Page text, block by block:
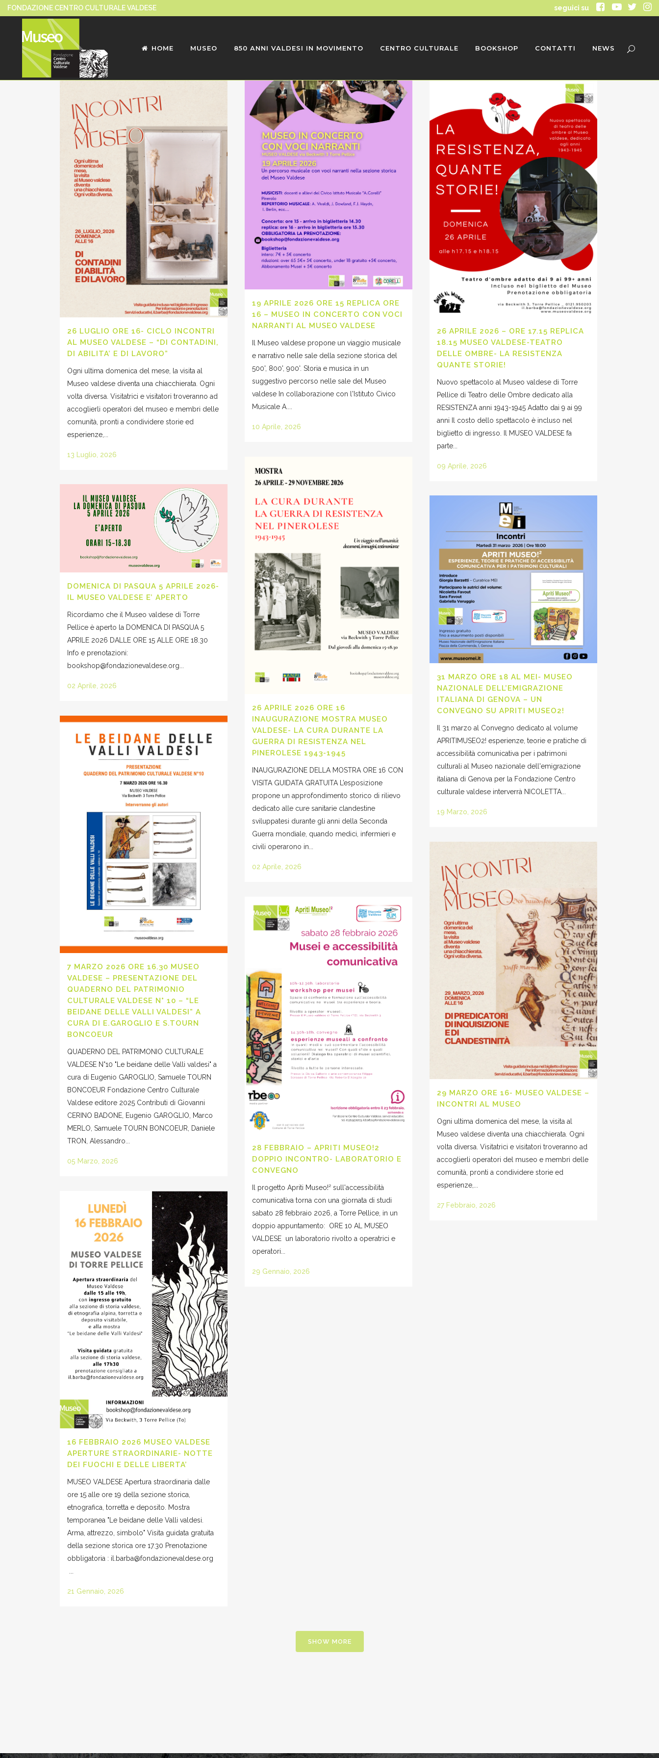
FONDAZIONE CENTRO CULTURALE VALDESE seguici su
HOME MUSEO 850 ANNI VALDESI IN MOVIMENTO CENTRO CULTURALE BOOKSHOP CONTATTI NEWS
26 LUGLIO ORE 16- CICLO INCONTRI
AL MUSEO VALDESE – “DI CONTADINI,
DI ABILITA’ E DI LAVORO”
Ogni ultima domenica del mese, la visita al
Museo valdese diventa una chiacchierata. Ogni
volta diversa. Visitatrici e visitatori troveranno ad
accoglierli operatori del museo e membri delle
comunità, pronti a condividere storie ed
esperienze,...
13 Luglio, 2026
19 APRILE 2026 ORE 15 REPLICA ORE
16 – MUSEO IN CONCERTO CON VOCI
NARRANTI AL MUSEO VALDESE
Il Museo valdese propone un viaggio musicale
e narrativo nelle sale della sezione storica del
500', 800', 900'. Storia e musica in un
suggestivo percorso nelle sale del Museo
valdese In collaborazione con l'Istituto Civico
Musicale A....
10 Aprile, 2026
26 APRILE 2026 – ORE 17.15 REPLICA
18.15 MUSEO VALDESE-TEATRO
DELLE OMBRE- LA RESISTENZA
QUANTE STORIE!
Nuovo spettacolo al Museo valdese di Torre
Pellice di Teatro delle Ombre dedicato alla
RESISTENZA anni 1943-1945 Adatto dai 9 ai 99
anni Il costo dello spettacolo è incluso nel
biglietto di ingresso. Il MUSEO VALDESE fa
parte...
09 Aprile, 2026
26 APRILE 2026 ORE 16
INAUGURAZIONE MOSTRA MUSEO
VALDESE- LA CURA DURANTE LA
GUERRA DI RESISTENZA NEL
PINEROLESE 1943-1945
INAUGURAZIONE DELLA MOSTRA ORE 16 CON
VISITA GUIDATA GRATUITA L’esposizione
propone un approfondimento storico di rilievo
dedicato alle cure sanitarie clandestine
sviluppatesi durante gli anni della Seconda
Guerra mondiale, quando medici, infermieri e
civili operarono in...
02 Aprile, 2026
DOMENICA DI PASQUA 5 APRILE 2026-
IL MUSEO VALDESE E’ APERTO
Ricordiamo che il Museo valdese di Torre
Pellice è aperto la DOMENICA DI PASQUA 5
APRILE 2026 DALLE ORE 15 ALLE ORE 18.30
Info e prenotazioni:
bookshop@fondazionevaldese.org...
02 Aprile, 2026
31 MARZO ORE 18 AL MEI- MUSEO
NAZIONALE DELL’EMIGRAZIONE
ITALIANA DI GENOVA – UN
CONVEGNO SU APRITI MUSEO2!
Il 31 marzo al Convegno dedicato al volume
APRITIMUSEO2! esperienze, teorie e pratiche di
accessibilità comunicativa per i patrimoni
culturali al Museo nazionale dell'emigrazione
italiana di Genova per la Fondazione Centro
culturale valdese interverrà NICOLETTA...
19 Marzo, 2026
7 MARZO 2026 ORE 16.30 MUSEO
VALDESE – PRESENTAZIONE DEL
QUADERNO DEL PATRIMONIO
CULTURALE VALDESE N° 10 – “LE
BEIDANE DELLE VALLI VALDESI” A
CURA DI E.GAROGLIO E S.TOURN
BONCOEUR
QUADERNO DEL PATRIMONIO CULTURALE
VALDESE N°10 "Le beidane delle Valli valdesi" a
cura di Eugenio GAROGLIO, Samuele TOURN
BONCOEUR Fondazione Centro Culturale
Valdese editore 2025 Contributi di Giovanni
CERINO BADONE, Eugenio GAROGLIO, Marco
MERLO, Samuele TOURN BONCOEUR, Daniele
TRON, Alessandro...
05 Marzo, 2026
29 MARZO ORE 16- MUSEO VALDESE –
INCONTRI AL MUSEO
Ogni ultima domenica del mese, la visita al
Museo valdese diventa una chiacchierata. Ogni
volta diversa. Visitatrici e visitatori troveranno ad
accoglierli operatori del museo e membri delle
comunità, pronti a condividere storie ed
esperienze,...
27 Febbraio, 2026
28 FEBBRAIO – APRITI MUSEO!2
DOPPIO INCONTRO- LABORATORIO E
CONVEGNO
Il progetto Apriti Museo!² sull'accessibilità
comunicativa torna con una giornata di studi
sabato 28 febbraio 2026, a Torre Pellice, in un
doppio appuntamento: ORE 10 AL MUSEO
VALDESE un laboratorio rivolto a operatrici e
operatori...
29 Gennaio, 2026
16 FEBBRAIO 2026 MUSEO VALDESE
APERTURE STRAORDINARIE- NOTTE
DEI FUOCHI E DELLE LIBERTA’
MUSEO VALDESE Apertura straordinaria dalle
ore 15 alle ore 19 della sezione storica,
etnografica, torretta e deposito. Mostra
temporanea "Le beidane delle Valli valdesi.
Arma, attrezzo, simbolo" Visita guidata gratuita
della sezione storica ore 17.30 Prenotazione
obbligatoria : il.barba@fondazionevaldese.org
21 Gennaio, 2026
SHOW MORE